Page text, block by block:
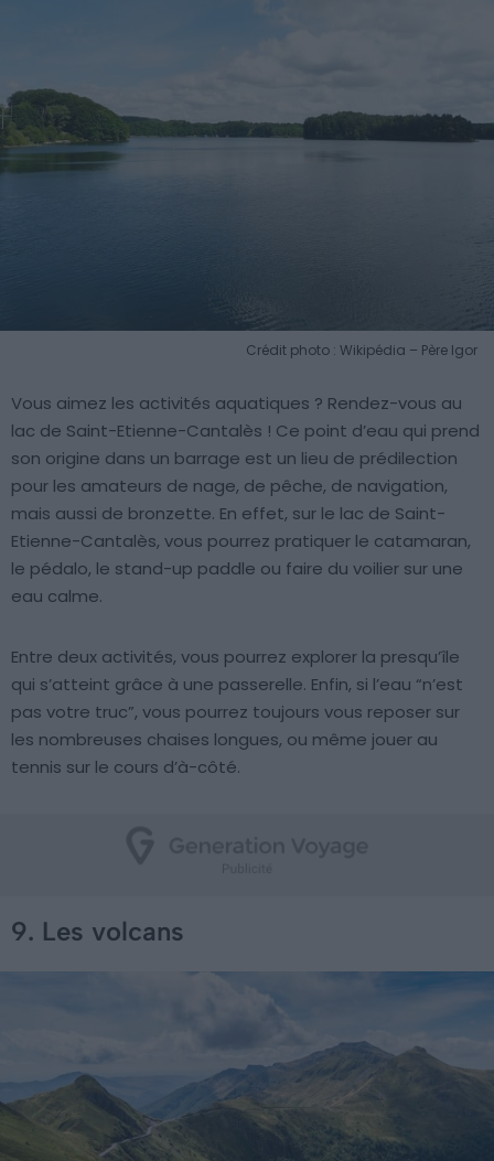
Crédit photo : Wikipédia – Père Igor
Vous aimez les activités aquatiques ? Rendez-vous au
lac de Saint-Etienne-Cantalès ! Ce point d’eau qui prend
son origine dans un barrage est un lieu de prédilection
pour les amateurs de nage, de pêche, de navigation,
mais aussi de bronzette. En effet, sur le lac de Saint-
Etienne-Cantalès, vous pourrez pratiquer le catamaran,
le pédalo, le stand-up paddle ou faire du voilier sur une
eau calme.
Entre deux activités, vous pourrez explorer la presqu’île
qui s’atteint grâce à une passerelle. Enfin, si l’eau “n’est
pas votre truc”, vous pourrez toujours vous reposer sur
les nombreuses chaises longues, ou même jouer au
tennis sur le cours d’à-côté.
9. Les volcans